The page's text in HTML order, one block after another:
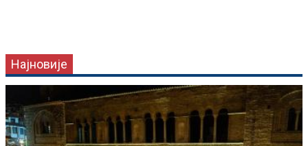
Најновије